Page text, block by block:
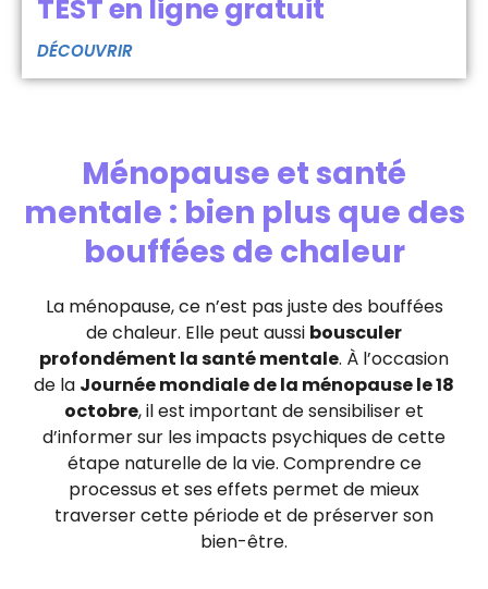
TEST en ligne gratuit
DÉCOUVRIR
Ménopause et santé
mentale : bien plus que des
bouffées de chaleur
La ménopause, ce n’est pas juste des bouffées
de chaleur. Elle peut aussi bousculer
profondément la santé mentale. À l’occasion
de la Journée mondiale de la ménopause le 18
octobre, il est important de sensibiliser et
d’informer sur les impacts psychiques de cette
étape naturelle de la vie. Comprendre ce
processus et ses effets permet de mieux
traverser cette période et de préserver son
bien-être.